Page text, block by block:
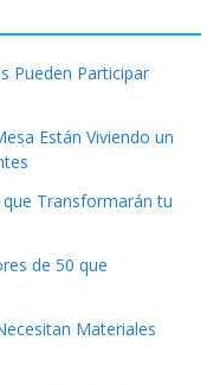
Pueden Participar
Están Viviendo un
que Transformarán tu
de 50 que
Materiales